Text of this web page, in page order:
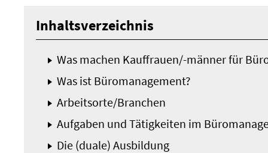
Inhaltsverzeichnis
Was machen Kauffrauen/-männer für
Was ist Büromanagement?
Arbeitsorte/Branchen
Aufgaben und Tätigkeiten im
Die (duale) Ausbildung